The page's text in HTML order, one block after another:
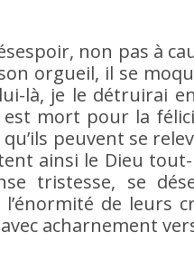
non pas à
orgueil, il se
là, je le détruirai
est mort pour la
peuvent se
ainsi le Dieu tout-
tristesse, se
l’énormité de leurs
acharnement